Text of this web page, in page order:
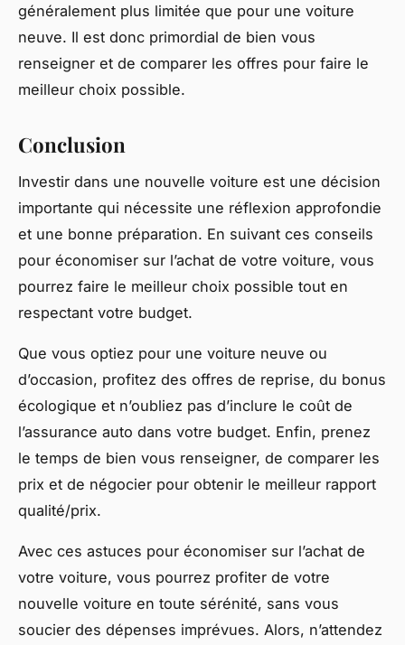
généralement plus limitée que pour une voiture
neuve. Il est donc primordial de bien vous
renseigner et de comparer les offres pour faire le
meilleur choix possible.
Conclusion
Investir dans une nouvelle voiture est une décision
importante qui nécessite une réflexion approfondie
et une bonne préparation. En suivant ces conseils
pour économiser sur l’achat de votre voiture, vous
pourrez faire le meilleur choix possible tout en
respectant votre budget.
Que vous optiez pour une voiture neuve ou
d’occasion, profitez des offres de reprise, du bonus
écologique et n’oubliez pas d’inclure le coût de
l’assurance auto dans votre budget. Enfin, prenez
le temps de bien vous renseigner, de comparer les
prix et de négocier pour obtenir le meilleur rapport
qualité/prix.
Avec ces astuces pour économiser sur l’achat de
votre voiture, vous pourrez profiter de votre
nouvelle voiture en toute sérénité, sans vous
soucier des dépenses imprévues. Alors, n’attendez